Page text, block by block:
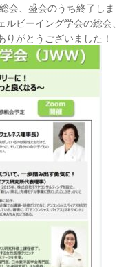
会、盛会のうち終了し
ルビーイング学会の総会
がとうございました！